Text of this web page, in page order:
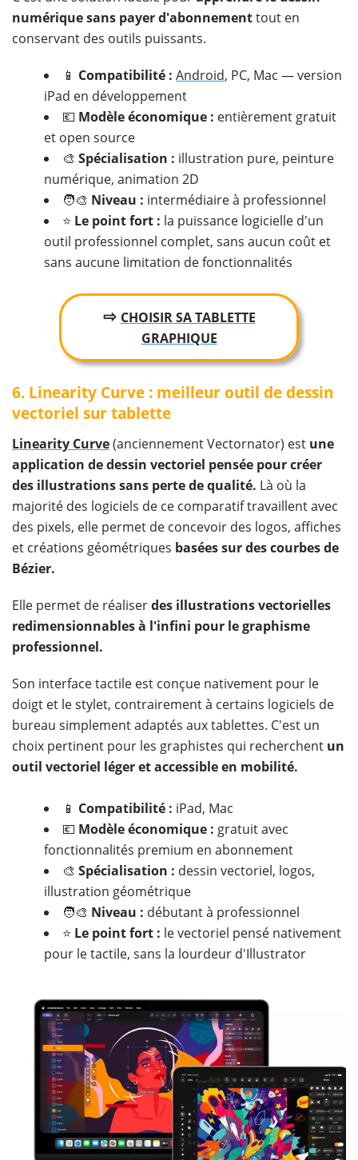
numérique sans payer d'abonnementtout en
conservant des outils puissants.
📱 Compatibilité : Android, PC, Mac — version
iPad en développement
💶 Modèle économique : entièrement gratuit
et open source
🎨 Spécialisation : illustration pure, peinture
numérique, animation 2D
🧑‍🎨 Niveau : intermédiaire à professionnel
⭐ Le point fort : la puissance logicielle d'un
outil professionnel complet, sans aucun coût et
sans aucune limitation de fonctionnalités
⇨ CHOISIR SA TABLETTE
GRAPHIQUE
6. Linearity Curve : meilleur outil de dessin
vectoriel sur tablette
Linearity Curve(anciennement Vectornator) est une
application de dessin vectoriel pensée pour créer
des illustrations sans perte de qualité. Là où la
majorité des logiciels de ce comparatif travaillent avec
des pixels, elle permet de concevoir des logos, affiches
et créations géométriques basées sur des courbes de
Bézier.
Elle permet de réaliserdes illustrations vectorielles
redimensionnables à l'infini pour le graphisme
professionnel.
Son interface tactile est conçue nativement pour le
doigt et le stylet, contrairement à certains logiciels de
bureau simplement adaptés aux tablettes. C'est un
choix pertinent pour les graphistes qui recherchent un
outil vectoriel léger et accessible en mobilité.
📱 Compatibilité : iPad, Mac
💶 Modèle économique : gratuit avec
fonctionnalités premium en abonnement
🎨 Spécialisation : dessin vectoriel, logos,
illustration géométrique
🧑‍🎨 Niveau : débutant à professionnel
⭐ Le point fort : le vectoriel pensé nativement
pour le tactile, sans la lourdeur d'Illustrator